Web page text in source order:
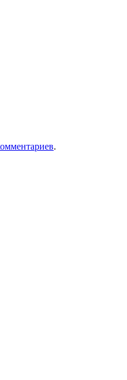
.